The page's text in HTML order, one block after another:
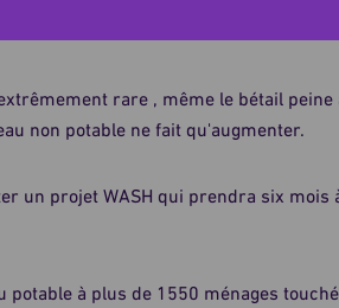
rare , même le bétail peine
non potable ne fait qu'augmenter.
un projet WASH qui prendra six mois
à plus de 1550 ménages